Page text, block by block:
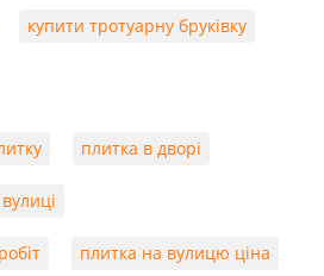
купити тротуарну бруківку
плитка в дворі
плитка на вулицю ціна